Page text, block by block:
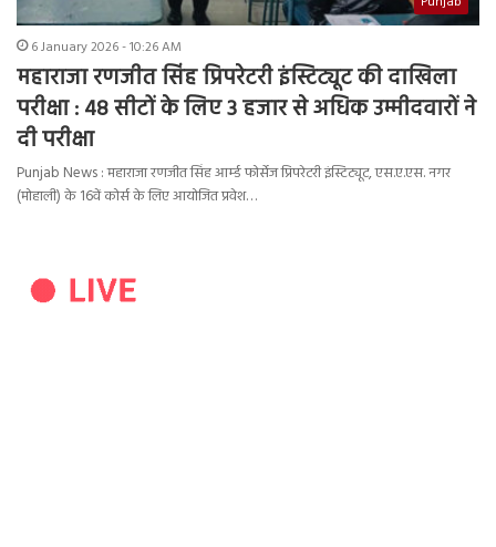
6 January 2026 - 10:26 AM
महाराजा रणजीत सिंह प्रिपरेटरी इंस्टिट्यूट की दाखिला
परीक्षा : 48 सीटों के लिए 3 हजार से अधिक उम्मीदवारों ने
दी परीक्षा
Punjab News : महाराजा रणजीत सिंह आर्म्ड फोर्सेज प्रिपरेटरी इंस्टिट्यूट, एस.ए.एस. नगर
(मोहाली) के 16वें कोर्स के लिए आयोजित प्रवेश…